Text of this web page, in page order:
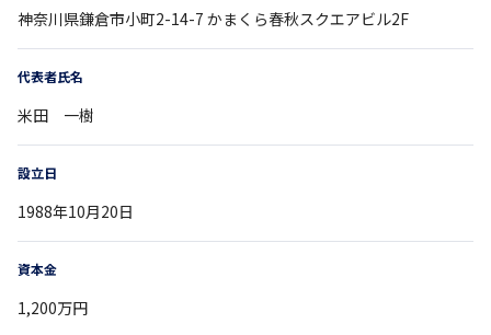
神奈川県鎌倉市小町2-14-7 かまくら春秋スクエアビル2F
代表者氏名
米田 一樹
設立日
1988年10月20日
資本金
1,200万円